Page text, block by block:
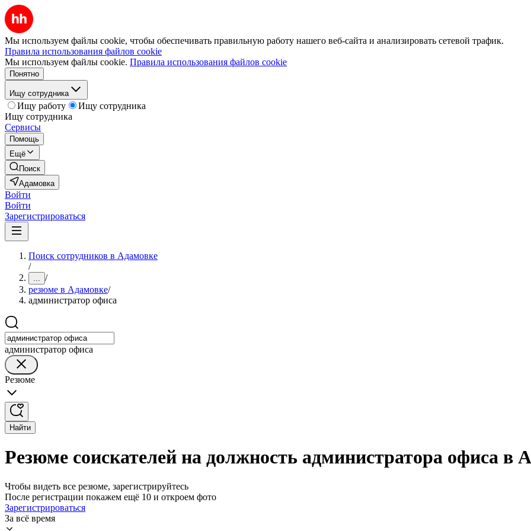
Мы используем файлы cookie, чтобы обеспечивать правильную работу нашего веб-сайта и анализировать сетевой трафик.
Правила использования файлов cookie
Мы используем файлы cookie. Правила использования файлов cookie
Понятно
Ищу сотрудника
Ищу работу
Ищу сотрудника
Ищу сотрудника
Сервисы
Помощь
Ещё
Поиск
Адамовка
Войти
Войти
Зарегистрироваться
Поиск сотрудников в Адамовке
/
... /
резюме в Адамовке/
администратор офиса
администратор офиса
Резюме
Найти
Резюме соискателей на должность администратора офиса в
Чтобы видеть все резюме, зарегистрируйтесь
После регистрации покажем ещё 10 и откроем фото
Зарегистрироваться
За всё время